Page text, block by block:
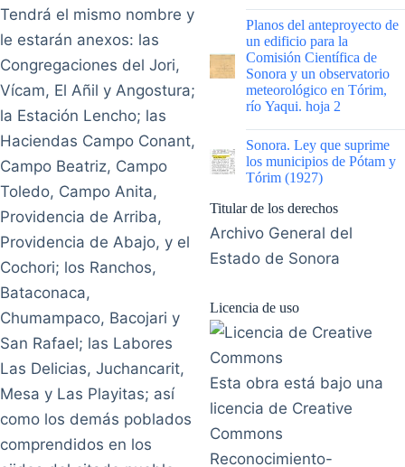
Tendrá el mismo nombre y
le estarán anexos: las
Congregaciones del Jori,
Vícam, El Añil y Angostura;
la Estación Lencho; las
Haciendas Campo Conant,
Campo Beatriz, Campo
Toledo, Campo Anita,
Providencia de Arriba,
Providencia de Abajo, y el
Cochori; los Ranchos,
Bataconaca,
Chumampaco, Bacojari y
San Rafael; las Labores
Las Delicias, Juchancarit,
Mesa y Las Playitas; así
como los demás poblados
comprendidos en los
|
Planos del anteproyecto de
un edificio para la
Comisión Científica de
Sonora y un observatorio
meteorológico en Tórim,
río Yaqui. hoja 2
|
Sonora. Ley que suprime
los municipios de Pótam y
Tórim (1927)
Titular de los derechos
Archivo General del
Estado de Sonora
Licencia de uso
Esta obra está bajo una
licencia de Creative
Commons
Reconocimiento-